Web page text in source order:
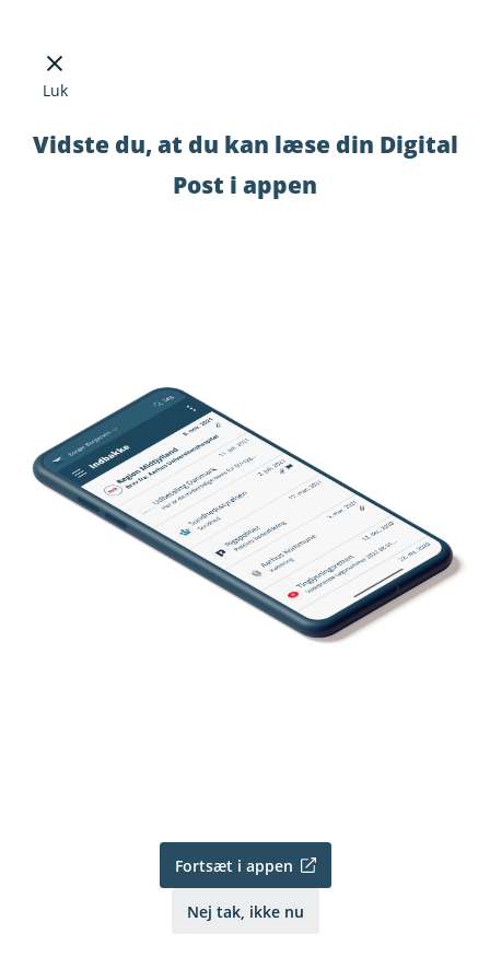
Luk
Vidste du, at du kan læse din Digital
Post i appen
Fortsæt i appen
Nej tak, ikke nu